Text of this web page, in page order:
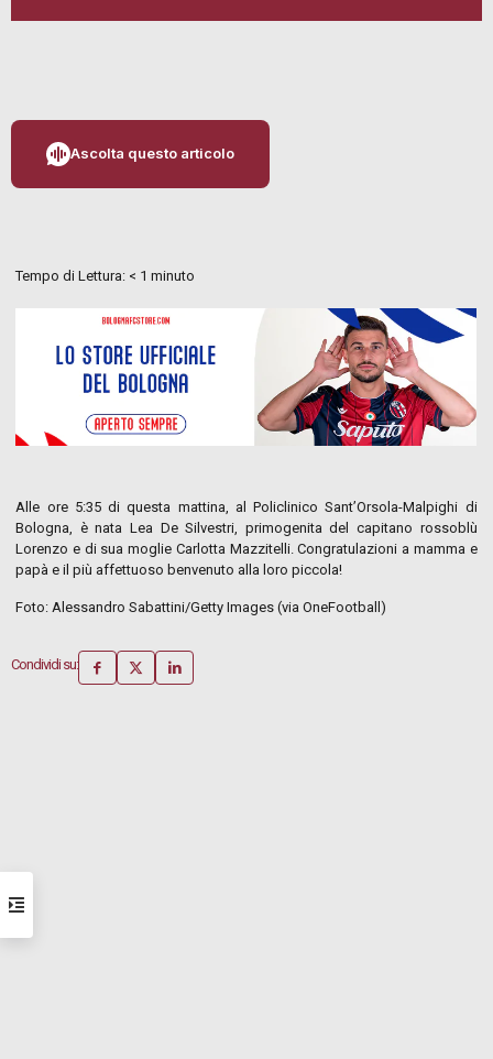
Ascolta questo articolo
Tempo di Lettura: < 1 minuto
Alle ore 5:35 di questa mattina, al Policlinico Sant’Orsola-Malpighi di
Bologna, è nata Lea De Silvestri, primogenita del capitano rossoblù
Lorenzo e di sua moglie Carlotta Mazzitelli. Congratulazioni a mamma e
papà e il più affettuoso benvenuto alla loro piccola!
Foto: Alessandro Sabattini/Getty Images (via OneFootball)
Condividi su: